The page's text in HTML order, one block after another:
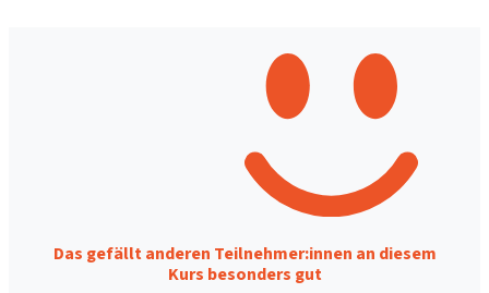
Das gefällt anderen Teilnehmer:innen an diesem
Kurs besonders gut